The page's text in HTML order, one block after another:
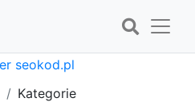
Kategorie